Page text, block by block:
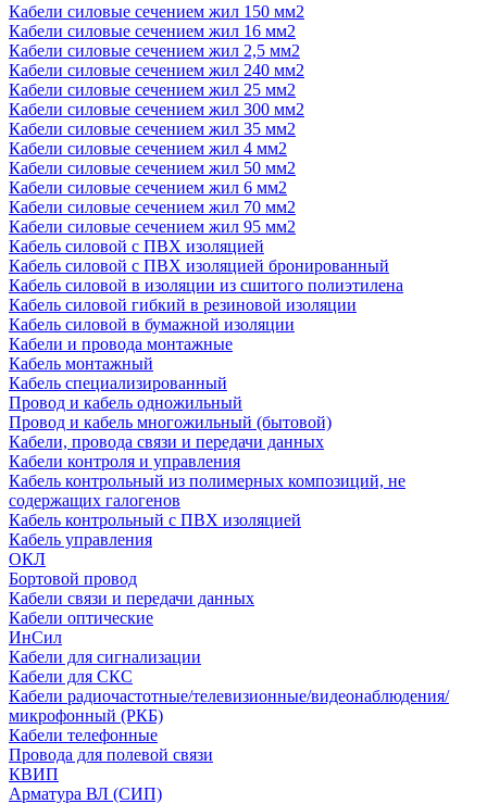
Кабели силовые сечением жил 150 мм2
Кабели силовые сечением жил 16 мм2
Кабели силовые сечением жил 2,5 мм2
Кабели силовые сечением жил 240 мм2
Кабели силовые сечением жил 25 мм2
Кабели силовые сечением жил 300 мм2
Кабели силовые сечением жил 35 мм2
Кабели силовые сечением жил 4 мм2
Кабели силовые сечением жил 50 мм2
Кабели силовые сечением жил 6 мм2
Кабели силовые сечением жил 70 мм2
Кабели силовые сечением жил 95 мм2
Кабель силовой с ПВХ изоляцией
Кабель силовой с ПВХ изоляцией бронированный
Кабель силовой в изоляции из сшитого полиэтилена
Кабель силовой гибкий в резиновой изоляции
Кабель силовой в бумажной изоляции
Кабели и провода монтажные
Кабель монтажный
Кабель специализированный
Провод и кабель одножильный
Провод и кабель многожильный (бытовой)
Кабели, провода связи и передачи данных
Кабели контроля и управления
Кабель контрольный из полимерных композиций, не
содержащих галогенов
Кабель контрольный с ПВХ изоляцией
Кабель управления
ОКЛ
Бортовой провод
Кабели связи и передачи данных
Кабели оптические
ИнСил
Кабели для сигнализации
Кабели для СКС
Кабели радиочастотные/телевизионные/видеонаблюдения/
микрофонный (РКБ)
Кабели телефонные
Провода для полевой связи
КВИП
Арматура ВЛ (СИП)